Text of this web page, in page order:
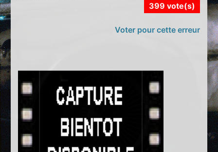
399 vote(s)
Voter pour cette erreur